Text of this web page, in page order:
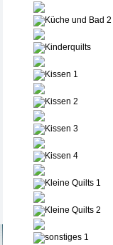
Küche und Bad 2
Kinderquilts
Kissen 1
Kissen 2
Kissen 3
Kissen 4
Kleine Quilts 1
Kleine Quilts 2
sonstiges 1